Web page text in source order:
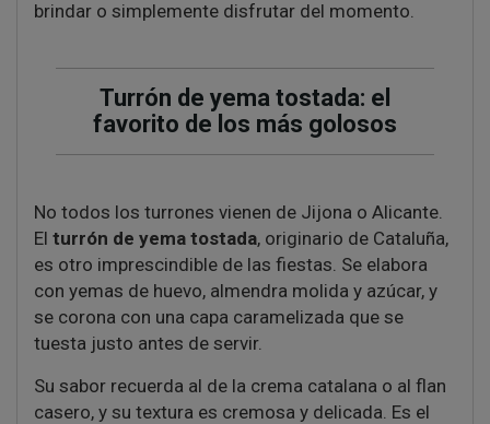
brindar o simplemente disfrutar del momento.
Turrón de yema tostada: el
favorito de los más golosos
No todos los turrones vienen de Jijona o Alicante.
El turrón de yema tostada, originario de Cataluña,
es otro imprescindible de las fiestas. Se elabora
con yemas de huevo, almendra molida y azúcar, y
se corona con una capa caramelizada que se
tuesta justo antes de servir.
Su sabor recuerda al de la crema catalana o al flan
casero, y su textura es cremosa y delicada. Es el